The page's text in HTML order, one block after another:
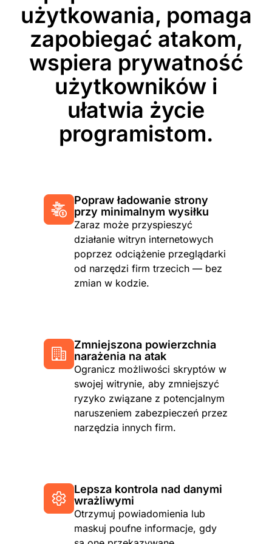
użytkowania, pomaga
zapobiegać atakom,
wspiera prywatność
użytkowników i
ułatwia życie
programistom.
Popraw ładowanie strony
przy minimalnym wysiłku
Zaraz może przyspieszyć
działanie witryn internetowych
poprzez odciążenie przeglądarki
od narzędzi firm trzecich — bez
zmian w kodzie.
Zmniejszona powierzchnia
narażenia na atak
Ogranicz możliwości skryptów w
swojej witrynie, aby zmniejszyć
ryzyko związane z potencjalnym
naruszeniem zabezpieczeń przez
narzędzia innych firm.
Lepsza kontrola nad danymi
wrażliwymi
Otrzymuj powiadomienia lub
maskuj poufne informacje, gdy